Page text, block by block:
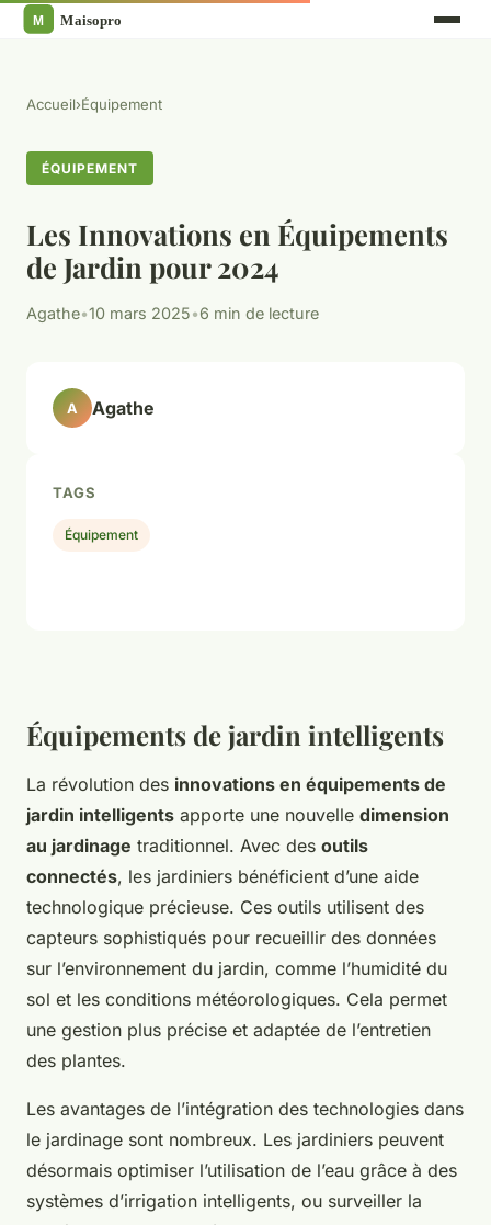
Accueil›Équipement
ÉQUIPEMENT
Les Innovations en Équipements
de Jardin pour 2024
Agathe•10 mars 2025•6 min de lecture
Équipements de jardin intelligents
La révolution des innovations en équipements de
jardin intelligents apporte une nouvelle dimension
au jardinage traditionnel. Avec des outils
connectés, les jardiniers bénéficient d’une aide
technologique précieuse. Ces outils utilisent des
capteurs sophistiqués pour recueillir des données
sur l’environnement du jardin, comme l’humidité du
sol et les conditions météorologiques. Cela permet
une gestion plus précise et adaptée de l’entretien
des plantes.
Les avantages de l’intégration des technologies dans
le jardinage sont nombreux. Les jardiniers peuvent
désormais optimiser l’utilisation de l’eau grâce à des
systèmes d’irrigation intelligents, ou surveiller la
A Agathe
TAGS
Équipement